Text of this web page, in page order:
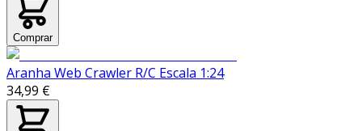
Comprar
Aranha Web Crawler R/C Escala 1:24
34,99 €